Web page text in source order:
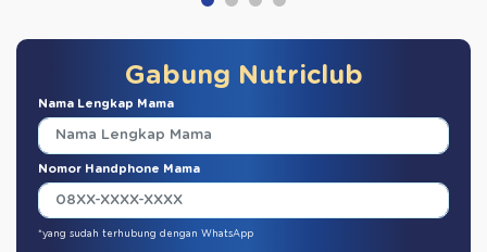
Gabung Nutriclub
Nama Lengkap Mama
Nomor Handphone Mama
*yang sudah terhubung dengan WhatsApp